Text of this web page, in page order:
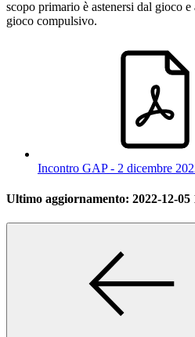
scopo primario è astenersi dal gioco
gioco compulsivo.
Incontro GAP - 2 dicembre
Ultimo aggiornamento: 2022-12-05